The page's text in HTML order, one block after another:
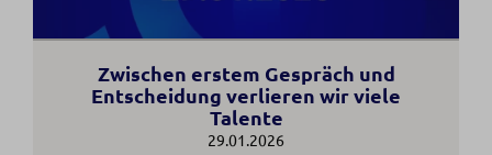
Zwischen erstem Gespräch und
Entscheidung verlieren wir viele
Talente
29.01.2026